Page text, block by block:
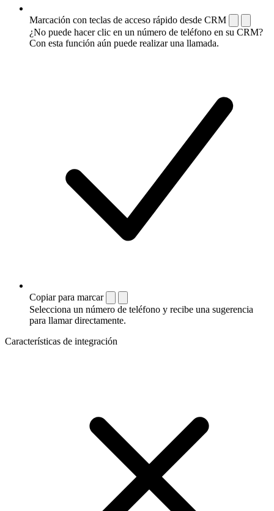
Marcación con teclas de acceso rápido desde CRM
¿No puede hacer clic en un número de teléfono en su CRM?
Con esta función aún puede realizar una llamada.
Copiar para marcar
Selecciona un número de teléfono y recibe una sugerencia
para llamar directamente.
Características de integración